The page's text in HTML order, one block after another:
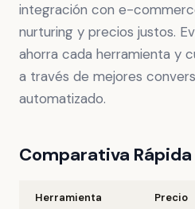
integración con e-
nurturing y precios justos.
ahorra cada herramienta y
a través de mejores
automatizado.
Comparativa Rápida
Herramienta Precio